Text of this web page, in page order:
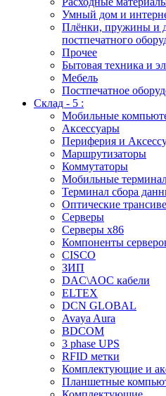
Умный дом и
Плёнки, пружины и
постпечатного
Прочее
Бытовая техника и
Мебель
Постпечатное
Склад - 5 :
Мобильные
Аксессуары
Периферия и
Маршрутизаторы
Коммутаторы
Мобильные
Терминал сбора
Оптические
Серверы
Серверы x86
Компоненты
CISCO
ЗИП
DAC\AOC кабели
ELTEX
DCN GLOBAL
Avaya Aura
BDCOM
3 phase UPS
RFID метки
Комплектующие и
Планшетные